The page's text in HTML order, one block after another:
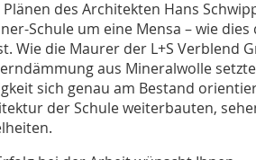
Plänen des Architekten Hans
Schule um eine Mensa – wie
Wie die Maurer der L+S Verblend
aus Mineralwolle
sich genau am Bestand
der Schule weiterbauten,